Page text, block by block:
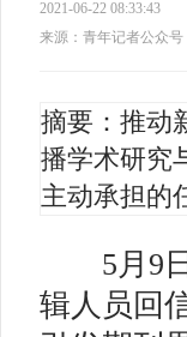
2021-06-22 08:33:43
来源：青年记者公众号
摘要：推动
播学术研究
主动承担的
5月9日
辑人员回